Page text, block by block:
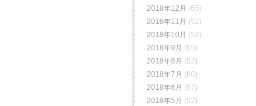
2018年12月 (65)
2018年11月 (52)
2018年10月 (52)
2018年9月 (65)
2018年8月 (52)
2018年7月 (60)
2018年6月 (57)
2018年5月 (52)